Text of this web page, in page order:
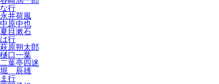
な行
永井荷風
中原中也
夏目漱石
は行
萩原朔太郎
樋口一葉
二葉亭四迷
堀 辰雄
ま行